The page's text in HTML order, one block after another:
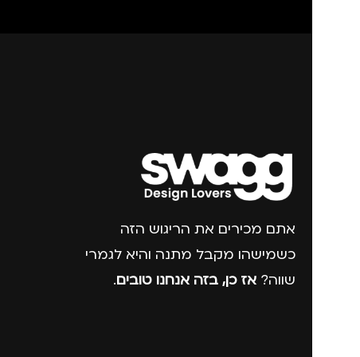
אתם מכירים את הריגוש הזה
כשמישהו מקבל מתנה והיא לגמרי
שווה? אז כן, בזה אנחנו טובים.